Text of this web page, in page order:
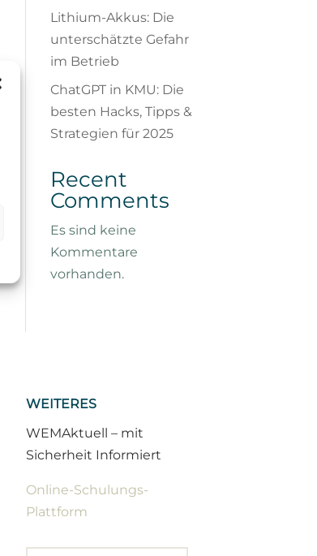
Lithium-Akkus: Die
unterschätzte Gefahr
im Betrieb
ChatGPT in KMU: Die
besten Hacks, Tipps &
Strategien für 2025
Recent
Comments
Es sind keine
Kommentare
vorhanden.
WEITERES
WEMAktuell – mit
Sicherheit Informiert
Online-Schulungs-
Plattform